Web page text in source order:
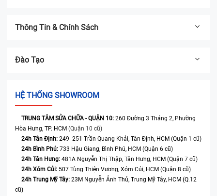
Thông Tin & Chính Sách
Đào Tạo
HỆ THỐNG SHOWROOM
TRUNG TÂM SỬA CHỮA - QUẬN 10: 260 Đường 3 Tháng 2, Phường
Hòa Hưng, TP. HCM (Quận 10 cũ)
24h Tân Định: 249 -251 Trần Quang Khải, Tân Định, HCM (Quận 1 cũ)
24h Bình Phú: 733 Hậu Giang, Bình Phú, HCM (Quận 6 cũ)
24h Tân Hưng: 481A Nguyễn Thị Thập, Tân Hưng, HCM (Quận 7 cũ)
24h Xóm Củi: 507 Tùng Thiện Vương, Xóm Củi, HCM (Quận 8 cũ)
24h Trung Mỹ Tây: 23M Nguyễn Ảnh Thủ, Trung Mỹ Tây, HCM (Q.12
cũ)